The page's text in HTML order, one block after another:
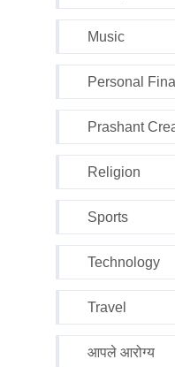
Music
Personal
Prashant
Religion
Sports
Technology
Travel
आपले आरोग्य